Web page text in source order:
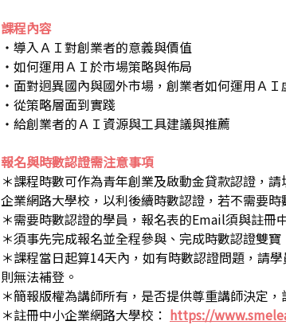
課程內容
・導入ＡＩ對創業者的意義與價值
・如何運用ＡＩ於市場策略與佈局
・面對迥異國內與國外市場，創業者如何運用ＡＩ
・從策略層面到實踐
・給創業者的ＡＩ資源與工具建議與推薦
報名與時數認證需注意事項
＊課程時數可作為青年創業及啟動金貸款認證，
企業網路大學校，以利後續時數認證，若不需要
＊需要時數認證的學員，報名表的Email須與註冊
＊須事先完成報名並全程參與、完成時數認證雙
＊課程當日起算14天內，如有時數認證問題，請
則無法補登。
＊簡報版權為講師所有，是否提供尊重講師決定
＊註冊中小企業網路大學校 ： https://